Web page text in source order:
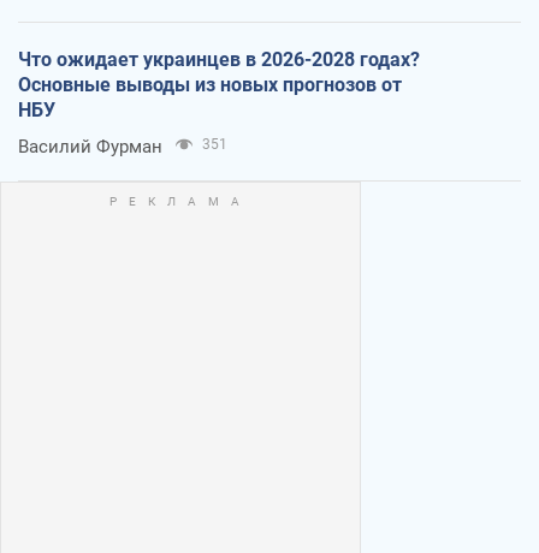
Что ожидает украинцев в 2026-2028 годах?
Основные выводы из новых прогнозов от
НБУ
Василий Фурман 351